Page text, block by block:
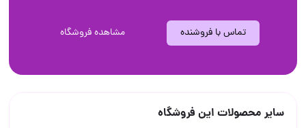
تماس با فروشنده مشاهده فروشگاه
سایر محصولات این فروشگاه